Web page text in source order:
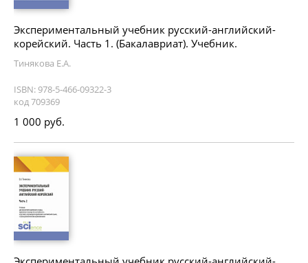
Экспериментальный учебник русский-английский-
корейский. Часть 1. (Бакалавриат). Учебник.
Тинякова Е.А.
ISBN: 978-5-466-09322-3
код 709369
1 000 руб.